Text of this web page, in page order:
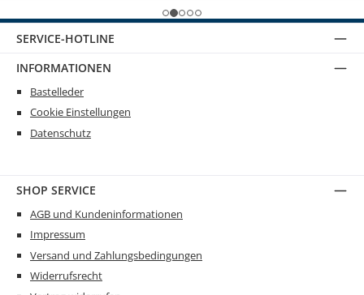
SERVICE-HOTLINE
INFORMATIONEN
Bastelleder
Cookie Einstellungen
Datenschutz
SHOP SERVICE
AGB und Kundeninformationen
Impressum
Versand und Zahlungsbedingungen
Widerrufsrecht